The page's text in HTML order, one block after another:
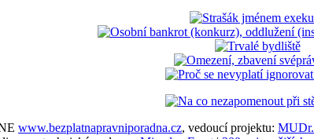
www.bezplatnapravniporadna.cz, vedoucí projektu: